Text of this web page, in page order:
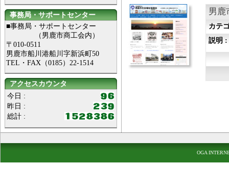
事務局・サポートセンター
■事務局・サポートセンター
（男鹿市商工会内）
〒010-0511
男鹿市船川港船川字新浜町50
TEL・FAX（0185）22-1514
アクセスカウンタ
今日 :
昨日 :
総計 :
男鹿
カテ
説明 :
OGA